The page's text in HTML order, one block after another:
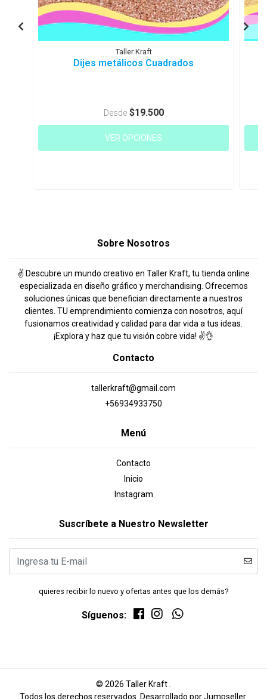
Taller Kraft
Dijes metálicos Cuadrados
Desde $19.500
VER OPCIONES
Sobre Nosotros
✌️ Descubre un mundo creativo en Taller Kraft, tu tienda online
especializada en diseño gráfico y merchandising. Ofrecemos
soluciones únicas que benefician directamente a nuestros
clientes. TU emprendimiento comienza con nosotros, aquí
fusionamos creatividad y calidad para dar vida a tus ideas.
¡Explora y haz que tu visión cobre vida! ✌️👌
Contacto
tallerkraft@gmail.com
+56934933750
Menú
Contacto
Inicio
Instagram
Suscríbete a Nuestro Newsletter
quieres recibir lo nuevo y ofertas antes que los demás?
Síguenos:
© 2026 Taller Kraft .
Todos los derechos reservados. Desarrollado por Jumpseller.